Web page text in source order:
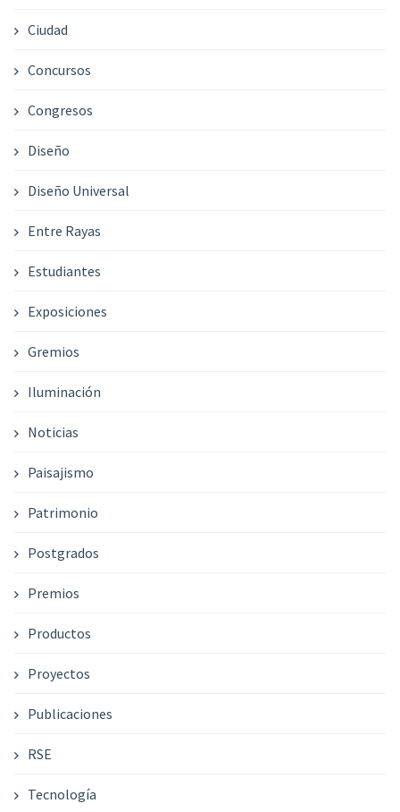
Ciudad
Concursos
Congresos
Diseño
Diseño Universal
Entre Rayas
Estudiantes
Exposiciones
Gremios
Iluminación
Noticias
Paisajismo
Patrimonio
Postgrados
Premios
Productos
Proyectos
Publicaciones
RSE
Tecnología